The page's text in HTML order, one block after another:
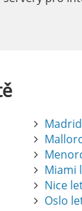
Miami
Nice
Oslo